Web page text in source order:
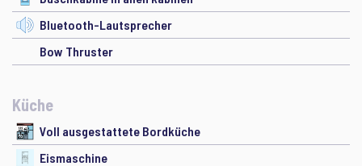
Bluetooth-Lautsprecher
Bow Thruster
Küche
Voll ausgestattete Bordküche
Eismaschine